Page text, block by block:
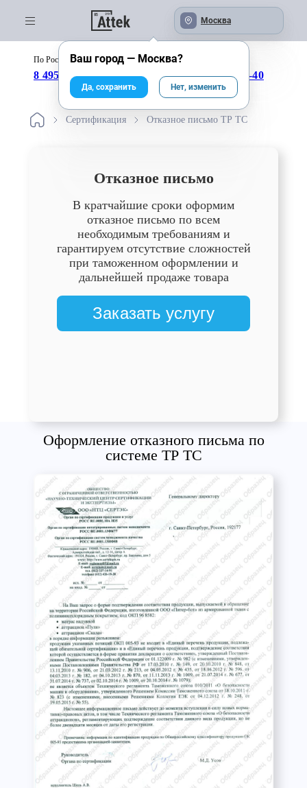
Москва
По России бесплатно:
8 495 246-04-43 8 800 333-25-40
Сертификация Отказное письмо ТР ТС
Отказное письмо
В кратчайшие сроки оформим
отказное письмо по всем
необходимым требованиям и
гарантируем отсутствие сложностей
при таможенном оформлении и
дальнейшей продаже товара
Заказать услугу
Оформление отказного письма по
системе ТР ТС
Ваш город — Москва?
Да, сохранить Нет, изменить